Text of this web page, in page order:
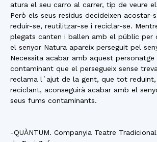
atura el seu carro al carrer, tip de veure
Però els seus residus decideixen acostar-
reduir-se, reutilitzar-se i reciclar-se.
plegats canten i ballen amb el públic per
el senyor Natura apareix perseguit pel
Necessita acabar amb aquest
contaminant que el persegueix sense
reclama l´ajut de la gent, que tot
reciclant, aconseguirà acabar amb el
seus fums contaminants.
-QUÀNTUM. Companyia Teatre